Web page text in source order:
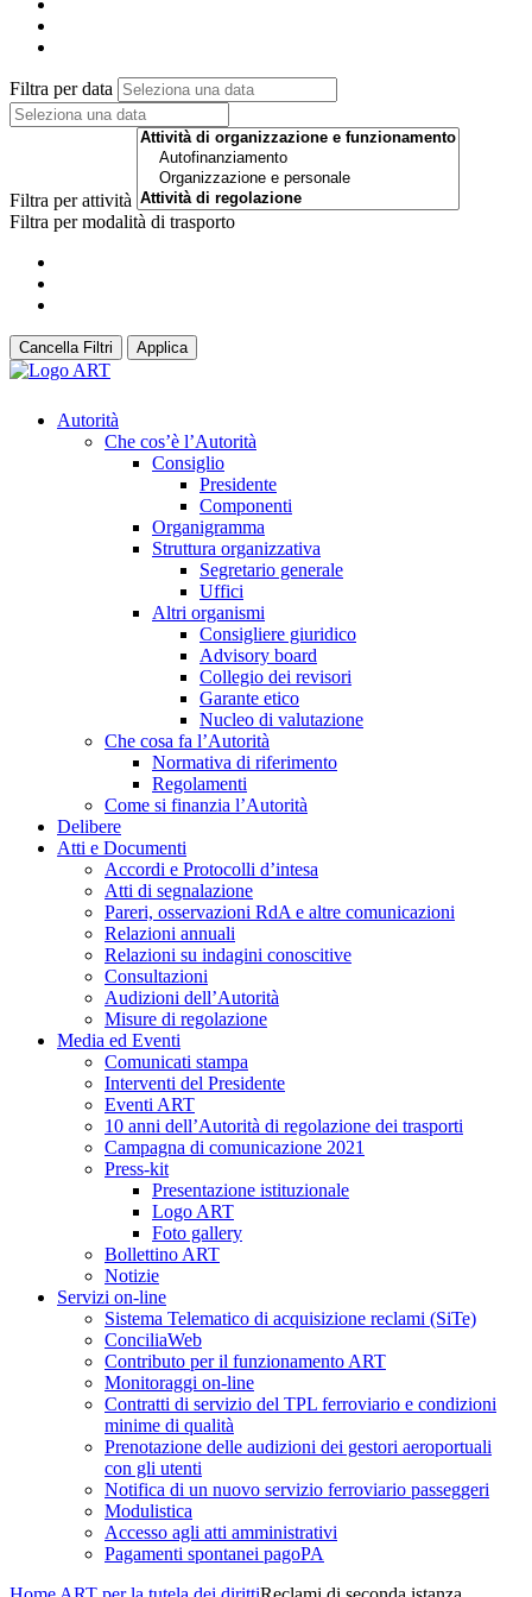
Filtra per data
Filtra per attività
Filtra per modalità di trasporto
Cancella Filtri Applica
Autorità
Che cos’è l’Autorità
Consiglio
Presidente
Componenti
Organigramma
Struttura organizzativa
Segretario generale
Uffici
Altri organismi
Consigliere giuridico
Advisory board
Collegio dei revisori
Garante etico
Nucleo di valutazione
Che cosa fa l’Autorità
Normativa di riferimento
Regolamenti
Come si finanzia l’Autorità
Delibere
Atti e Documenti
Accordi e Protocolli d’intesa
Atti di segnalazione
Pareri, osservazioni RdA e altre comunicazioni
Relazioni annuali
Relazioni su indagini conoscitive
Consultazioni
Audizioni dell’Autorità
Misure di regolazione
Media ed Eventi
Comunicati stampa
Interventi del Presidente
Eventi ART
10 anni dell’Autorità di regolazione dei trasporti
Campagna di comunicazione 2021
Press-kit
Presentazione istituzionale
Logo ART
Foto gallery
Bollettino ART
Notizie
Servizi on-line
Sistema Telematico di acquisizione reclami (SiTe)
ConciliaWeb
Contributo per il funzionamento ART
Monitoraggi on-line
Contratti di servizio del TPL ferroviario e condizioni
minime di qualità
Prenotazione delle audizioni dei gestori aeroportuali
con gli utenti
Notifica di un nuovo servizio ferroviario passeggeri
Modulistica
Accesso agli atti amministrativi
Pagamenti spontanei pagoPA